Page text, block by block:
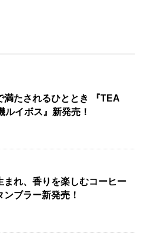
満たされるひととき 『TEA
ルイボス』新発売！
まれ、香りを楽しむコーヒー
ンブラー新発売！